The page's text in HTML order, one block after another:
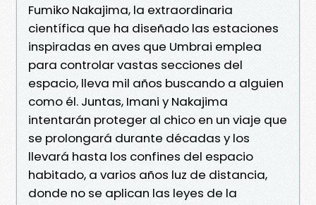
Fumiko Nakajima, la extraordinaria
científica que ha diseñado las estaciones
inspiradas en aves que Umbrai emplea
para controlar vastas secciones del
espacio, lleva mil años buscando a alguien
como él. Juntas, Imani y Nakajima
intentarán proteger al chico en un viaje que
se prolongará durante décadas y los
llevará hasta los confines del espacio
habitado, a varios años luz de distancia,
donde no se aplican las leyes de la